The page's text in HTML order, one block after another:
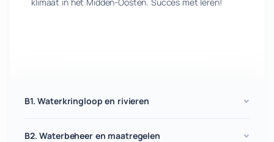
B1. Waterkringloop en rivieren
B2. Waterbeheer en maatregelen